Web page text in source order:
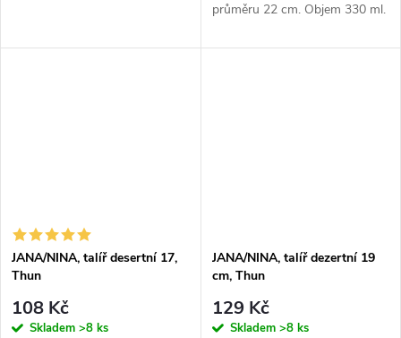
průměru 22 cm. Objem 330 ml.
JANA/NINA, talíř desertní 17,
Thun
108 Kč
Skladem >8 ks
JANA/NINA, talíř dezertní 19
cm, Thun
129 Kč
Skladem >8 ks